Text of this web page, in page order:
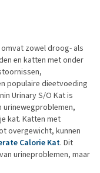
zowel droog- als
en katten met onder
populaire dieetvoeding
Urinary S/O Kat is
urinewegproblemen,
kat. Katten met
overgewicht, kunnen
Calorie Kat. Dit
urineproblemen, maar